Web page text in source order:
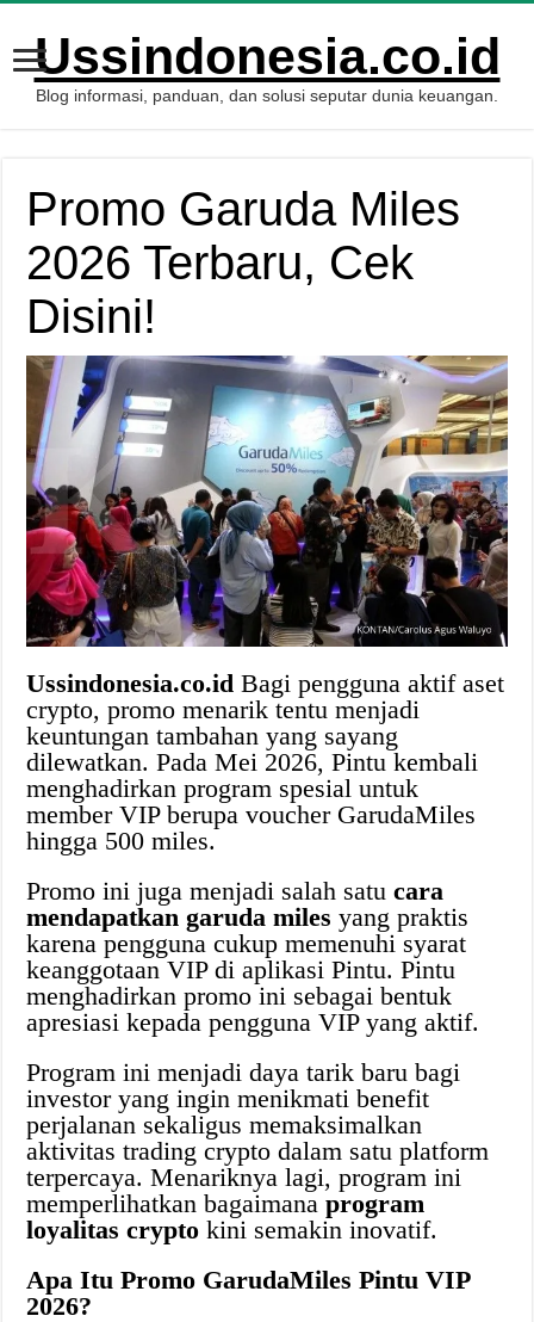
Ussindonesia.co.id
Blog informasi, panduan, dan solusi seputar dunia keuangan.
Promo Garuda Miles
2026 Terbaru, Cek
Disini!
Ussindonesia.co.idBagi pengguna aktif aset
crypto, promo menarik tentu menjadi
keuntungan tambahan yang sayang
dilewatkan. Pada Mei 2026, Pintu kembali
menghadirkan program spesial untuk
member VIP berupa voucher GarudaMiles
hingga 500 miles.
Promo ini juga menjadi salah satucara
mendapatkan garuda miles yang praktis
karena pengguna cukup memenuhi syarat
keanggotaan VIP di aplikasi Pintu. Pintu
menghadirkan promo ini sebagai bentuk
apresiasi kepada pengguna VIP yang aktif.
Program ini menjadi daya tarik baru bagi
investor yang ingin menikmati benefit
perjalanan sekaligus memaksimalkan
aktivitas trading crypto dalam satu platform
terpercaya. Menariknya lagi, program ini
memperlihatkan bagaimanaprogram
loyalitas crypto kini semakin inovatif.
Apa Itu Promo GarudaMiles Pintu VIP
2026?